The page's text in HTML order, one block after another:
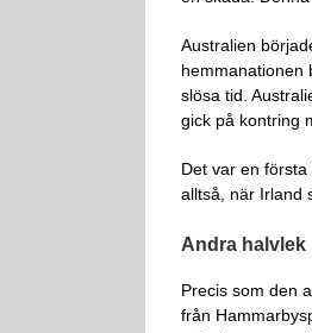
Australien
hemmanationen
slösa tid.
gick på kontring
Det var en
alltså, när Irland
Andra halvlek
Precis som den
från